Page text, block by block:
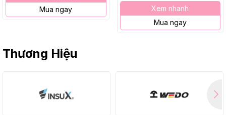
Mua ngay
Xem nhanh
Mua ngay
Thương Hiệu